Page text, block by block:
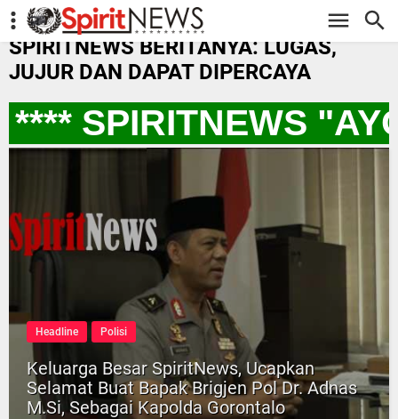
-->
SPIRITNEWS BERITANYA: LUGAS,
JUJUR DAN DAPAT DIPERCAYA
SPIRITNEWS "AYO
Headline Polisi
Keluarga Besar SpiritNews, Ucapkan
Selamat Buat Bapak Brigjen Pol Dr. Adnas
M.Si, Sebagai Kapolda Gorontalo